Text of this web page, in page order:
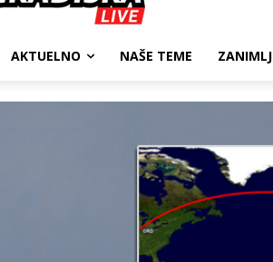
AKTUELNO NAŠE TEME